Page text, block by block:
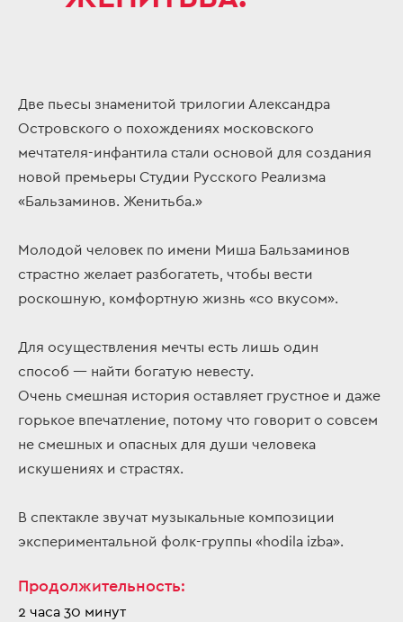
Две пьесы знаменитой трилогии Александра
Островского о похождениях московского
мечтателя-инфантила стали основой для создания
новой премьеры Студии Русского Реализма
«Бальзаминов. Женитьба.»
Молодой человек по имени Миша Бальзаминов
страстно желает разбогатеть, чтобы вести
роскошную, комфортную жизнь «со вкусом».
Для осуществления мечты есть лишь один
способ — найти богатую невесту.
Очень смешная история оставляет грустное и даже
горькое впечатление, потому что говорит о совсем
не смешных и опасных для души человека
искушениях и страстях.
В спектакле звучат музыкальные композиции
экспериментальной фолк-группы «hodila izba».
Продолжительность:
2 часа 30 минут